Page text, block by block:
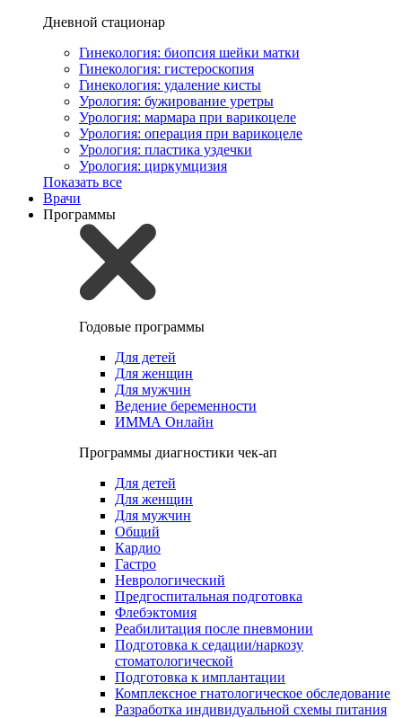
Дневной стационар
Гинекология: биопсия шейки матки
Гинекология: гистероскопия
Гинекология: удаление кисты
Урология: бужирование уретры
Урология: мармара при варикоцеле
Урология: операция при варикоцеле
Урология: пластика уздечки
Урология: циркумцизия
Показать все
Врачи
Программы
Годовые программы
Для детей
Для женщин
Для мужчин
Ведение беременности
ИММА Онлайн
Программы диагностики чек-ап
Для детей
Для женщин
Для мужчин
Общий
Кардио
Гастро
Неврологический
Предгоспитальная подготовка
Флебэктомия
Реабилитация после пневмонии
Подготовка к седации/наркозу
стоматологической
Подготовка к имплантации
Комплексное гнатологическое обследование
Разработка индивидуальной схемы питания